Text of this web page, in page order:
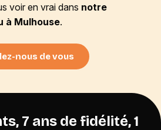
voir en vrai dans notre
à Mulhouse.
nous de vous
7 ans de fidélité, 1